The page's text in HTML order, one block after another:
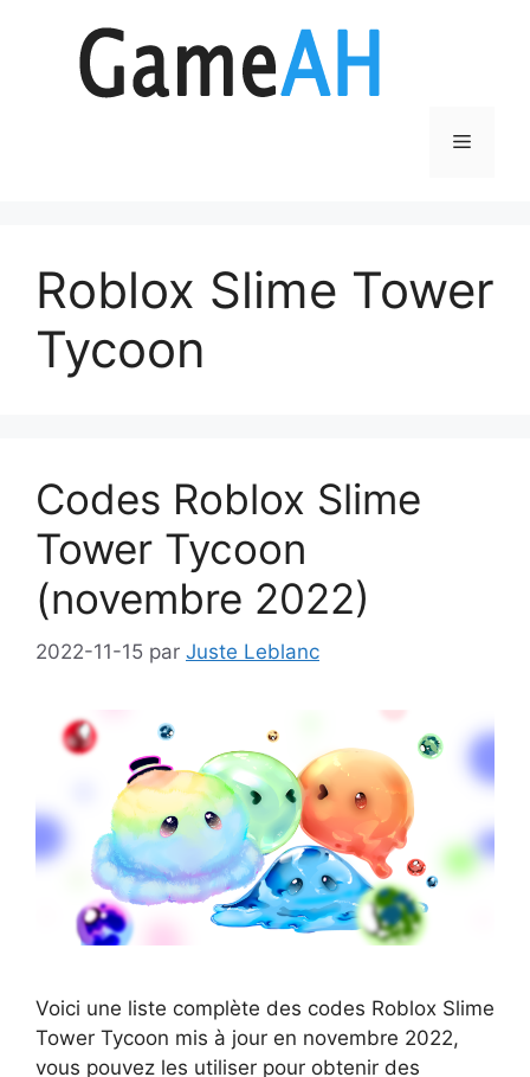
Menu
Roblox Slime Tower
Tycoon
Codes Roblox Slime
Tower Tycoon
(novembre 2022)
2022-11-15 par Juste Leblanc
Voici une liste complète des codes Roblox Slime
Tower Tycoon mis à jour en novembre 2022,
vous pouvez les utiliser pour obtenir des